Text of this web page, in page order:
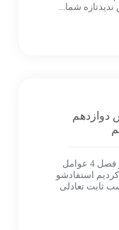
شما...
دوازدهم
سلام بچه های دوازدهم جلسه هشتم از فصل 4 عوامل
استفادشو
ثابت تعادلی